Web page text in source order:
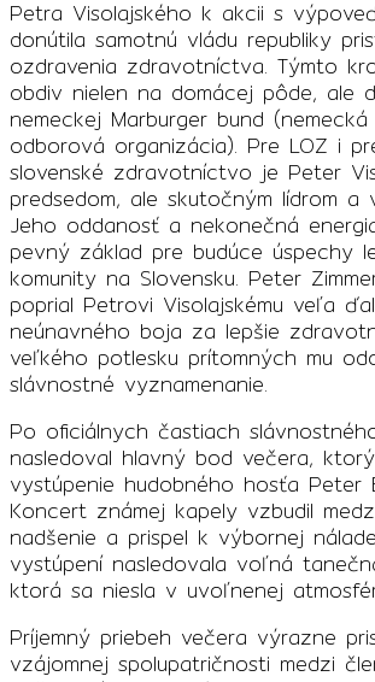
Petra Visolajského k akcii s
donútila samotnú vládu republiky
ozdravenia zdravotníctva. Týmto
obdiv nielen na domácej pôde, ale
nemeckej Marburger bund (nemecká
odborová organizácia). Pre LOZ i
slovenské zdravotníctvo je Peter
predsedom, ale skutočným lídrom a
Jeho oddanosť a nekonečná
pevný základ pre budúce úspechy
komunity na Slovensku. Peter
poprial Petrovi Visolajskému veľa
neúnavného boja za lepšie
veľkého potlesku prítomných mu
slávnostné vyznamenanie.
Po oficiálnych častiach
nasledoval hlavný bod večera,
vystúpenie hudobného hosťa Peter
Koncert známej kapely vzbudil
nadšenie a prispel k výbornej
vystúpení nasledovala voľná
ktorá sa niesla v uvoľnenej
Príjemný priebeh večera výrazne
vzájomnej spolupatričnosti medzi